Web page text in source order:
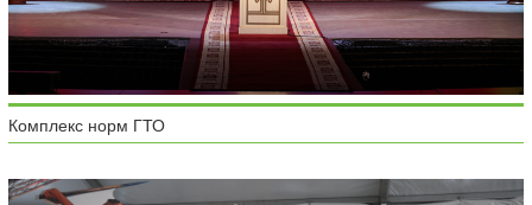
Комплекс норм ГТО